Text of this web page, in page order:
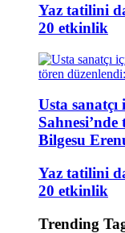
Yaz tatilini
20 etkinlik
Usta
Bilgesu
Yaz tatilini
20 etkinlik
Trending